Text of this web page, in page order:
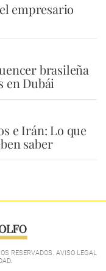
empresario
brasileña
en Dubái
e Irán: Lo que
saber
RESERVADOS. AVISO LEGAL
.